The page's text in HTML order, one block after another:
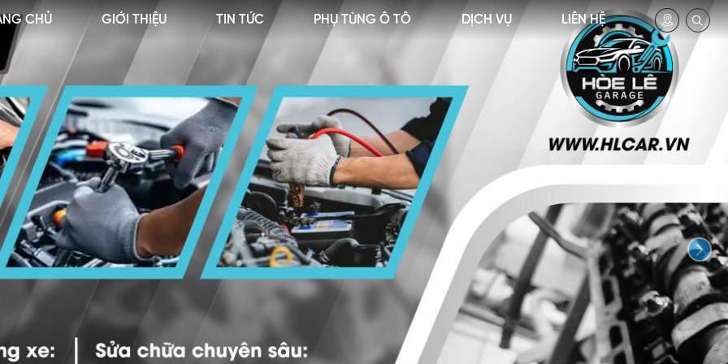
CHỦ GIỚI THIỆU TIN TỨC PHỤ TÙNG Ô TÔ DỊCH VỤ LIÊN HỆ